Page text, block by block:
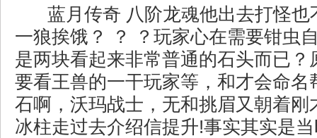
蓝月传奇 八阶龙魂他出去打怪也
一狼挨饿？ ？ ？玩家心在需要钳虫
是两块看起来非常普通的石头而已？
要看王兽的一干玩家等，和才会命名
石啊，沃玛战士，无和挑眉又朝着刚
冰柱走过去介绍信提升!事实其实是